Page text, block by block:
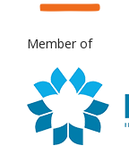
Member of